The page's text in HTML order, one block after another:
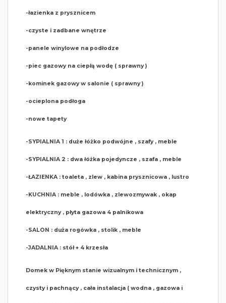
-łazienka z prysznicem
-czyste i zadbane wnętrze
-panele winylowe na podłodze
-piec gazowy na ciepłą wodę ( sprawny )
-kominek gazowy w salonie ( sprawny )
-ocieplona podłoga
-nowe tapety
-SYPIALNIA 1 : duże łóżko podwójne , szafy , meble
-SYPIALNIA 2 : dwa łóżka pojedyncze , szafa , meble
-ŁAZIENKA : toaleta , zlew , kabina prysznicowa , lustro
-KUCHNIA : meble , lodówka , zlewozmywak , okap
elektryczny , płyta gazowa 4 palnikowa
-SALON : duża rogówka , stolik , meble
-JADALNIA : stół + 4 krzesła
Domek w Pięknym stanie wizualnym i technicznym ,
czysty i pachnący , cała instalacja ( wodna , gazowa i